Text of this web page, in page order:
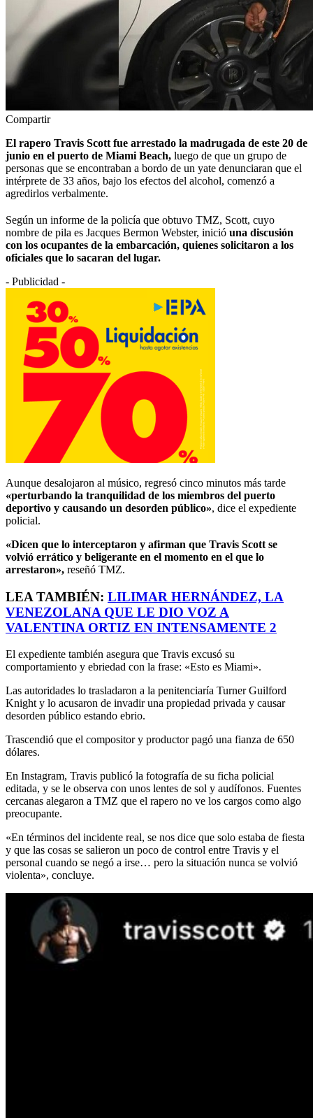
Compartir
El rapero Travis Scott fue arrestado la madrugada de este 20 de
junio en el puerto de Miami Beach, luego de que un grupo de
personas que se encontraban a bordo de un yate denunciaran que el
intérprete de 33 años, bajo los efectos del alcohol, comenzó a
agredirlos verbalmente.
Según un informe de la policía que obtuvo TMZ, Scott, cuyo
nombre de pila es Jacques Bermon Webster, inició una discusión
con los ocupantes de la embarcación, quienes solicitaron a los
oficiales que lo sacaran del lugar.
- Publicidad -
Aunque desalojaron al músico, regresó cinco minutos más tarde
«perturbando la tranquilidad de los miembros del puerto
deportivo y causando un desorden público», dice el expediente
policial.
«Dicen que lo interceptaron y afirman que Travis Scott se
volvió errático y beligerante en el momento en el que lo
arrestaron», reseñó TMZ.
LEA TAMBIÉN: LILIMAR HERNÁNDEZ, LA
VENEZOLANA QUE LE DIO VOZ A
VALENTINA ORTIZ EN INTENSAMENTE 2
El expediente también asegura que Travis excusó su
comportamiento y ebriedad con la frase: «Esto es Miami».
Las autoridades lo trasladaron a la penitenciaría Turner Guilford
Knight y lo acusaron de invadir una propiedad privada y causar
desorden público estando ebrio.
Trascendió que el compositor y productor pagó una fianza de 650
dólares.
En Instagram, Travis publicó la fotografía de su ficha policial
editada, y se le observa con unos lentes de sol y audífonos. Fuentes
cercanas alegaron a TMZ que el rapero no ve los cargos como algo
preocupante.
«En términos del incidente real, se nos dice que solo estaba de fiesta
y que las cosas se salieron un poco de control entre Travis y el
personal cuando se negó a irse… pero la situación nunca se volvió
violenta», concluye.